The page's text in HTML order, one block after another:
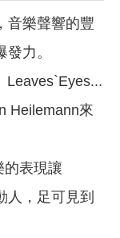
音樂聲響的豐
力。
Leaves`Eyes...
Heilemann來
表現讓
人，足可見到